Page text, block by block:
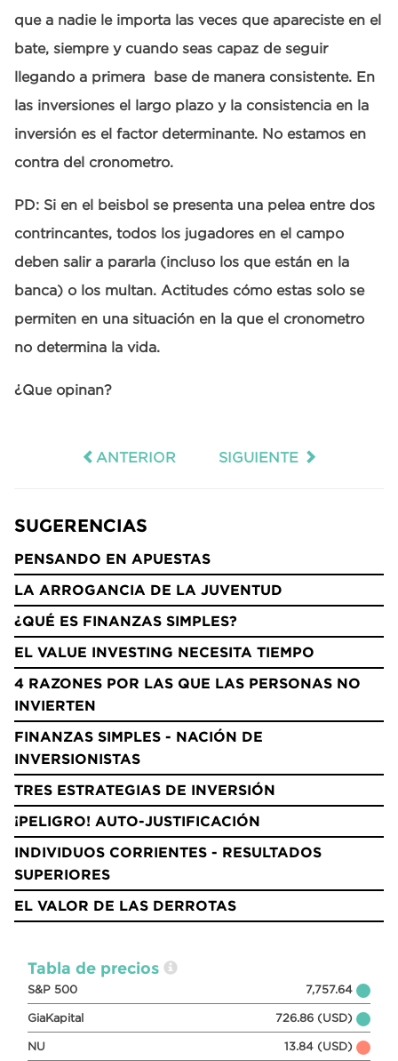
que a nadie le importa las veces que apareciste en el
bate, siempre y cuando seas capaz de seguir
llegando a primera base de manera consistente. En
las inversiones el largo plazo y la consistencia en la
inversión es el factor determinante. No estamos en
contra del cronometro.
PD: Si en el beisbol se presenta una pelea entre dos
contrincantes, todos los jugadores en el campo
deben salir a pararla (incluso los que están en la
banca) o los multan. Actitudes cómo estas solo se
permiten en una situación en la que el cronometro
no determina la vida.
¿Que opinan?
ANTERIOR SIGUIENTE
SUGERENCIAS
PENSANDO EN APUESTAS
LA ARROGANCIA DE LA JUVENTUD
¿QUÉ ES FINANZAS SIMPLES?
EL VALUE INVESTING NECESITA TIEMPO
4 RAZONES POR LAS QUE LAS PERSONAS NO
INVIERTEN
FINANZAS SIMPLES - NACIÓN DE
INVERSIONISTAS
TRES ESTRATEGIAS DE INVERSIÓN
¡PELIGRO! AUTO-JUSTIFICACIÓN
INDIVIDUOS CORRIENTES - RESULTADOS
SUPERIORES
EL VALOR DE LAS DERROTAS
Tabla de precios
S&P 500 7,757.64
GiaKapital 726.86 (USD)
NU 13.84 (USD)